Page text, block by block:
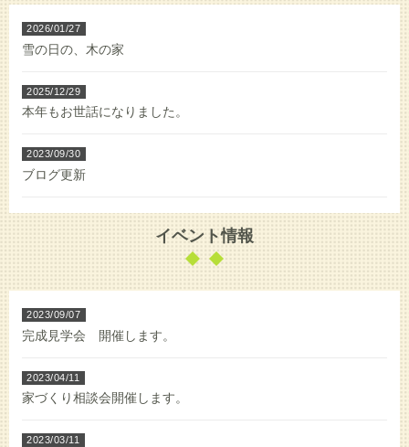
2026/01/27
雪の日の、木の家
2025/12/29
本年もお世話になりました。
2023/09/30
ブログ更新
2023/09/07
完成見学会 開催します。
2023/03/11
2022/06/15
イベント情報
2023/09/07
完成見学会 開催します。
2023/04/11
家づくり相談会開催します。
2023/03/11